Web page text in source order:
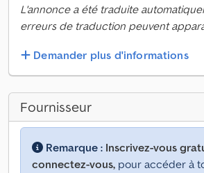
L'annonce a été traduite
erreurs de traduction peuvent
Demander plus d'informations
Fournisseur
Remarque : Inscrivez-vous
connectez-vous, pour accéder à